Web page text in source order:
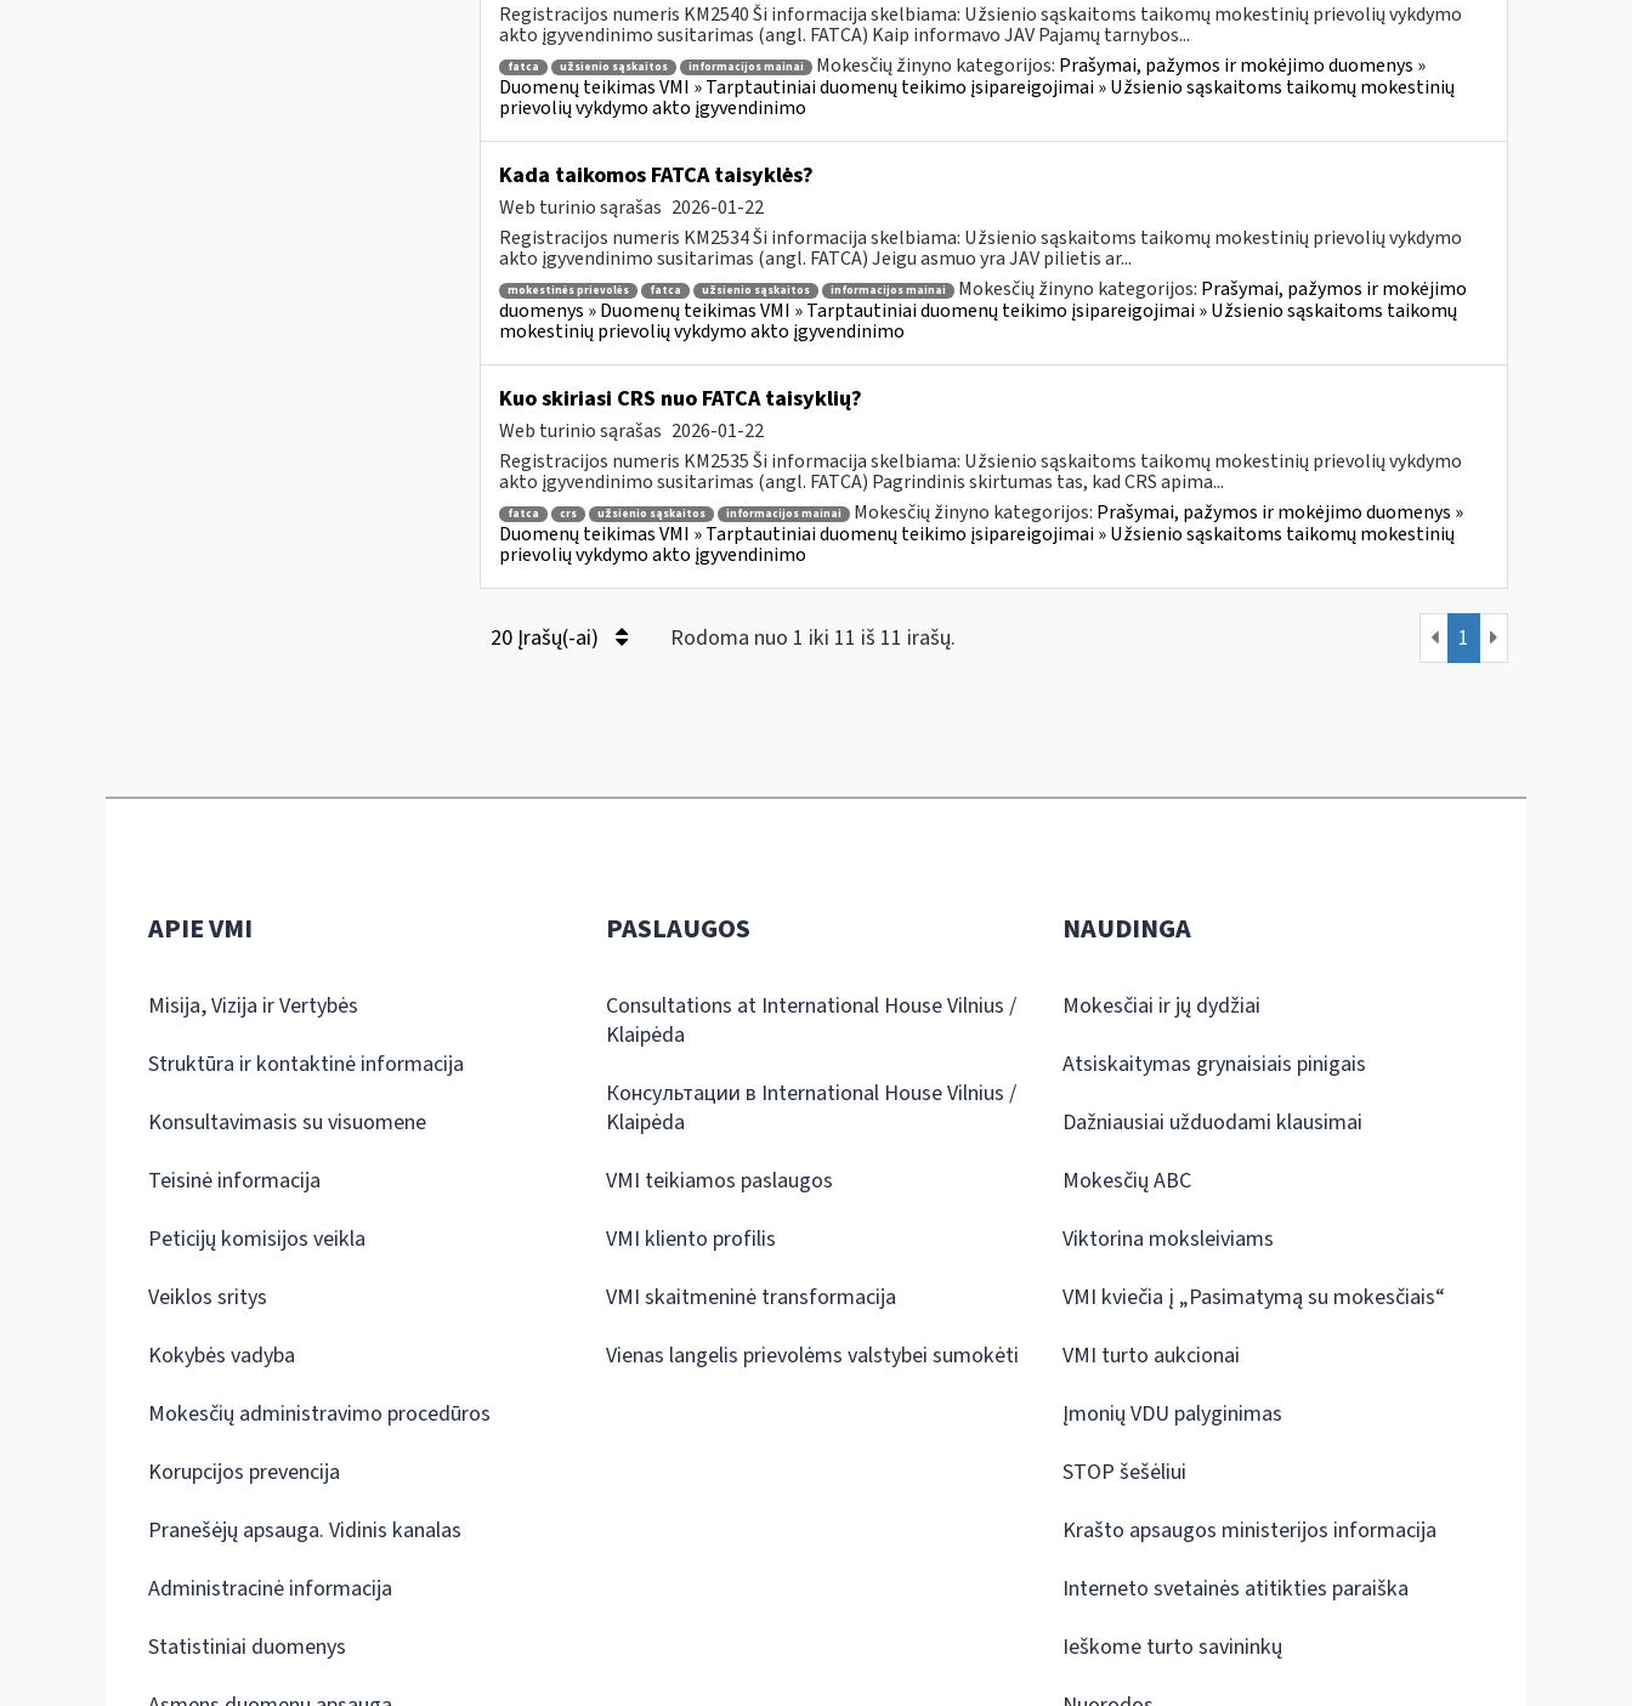
Registracijos numeris KM2540 Ši informacija skelbiama: Užsienio sąskaitoms taikomų mokestinių prievolių vykdymo
akto įgyvendinimo susitarimas (angl. FATCA) Kaip informavo JAV Pajamų tarnybos...
fatca užsienio sąskaitos informacijos mainai Mokesčių žinyno kategorijos: Prašymai, pažymos ir mokėjimo duomenys »
Duomenų teikimas VMI » Tarptautiniai duomenų teikimo įsipareigojimai » Užsienio sąskaitoms taikomų mokestinių
prievolių vykdymo akto įgyvendinimo
Kada taikomos FATCA taisyklės?
Web turinio sąrašas 2026-01-22
Registracijos numeris KM2534 Ši informacija skelbiama: Užsienio sąskaitoms taikomų mokestinių prievolių vykdymo
akto įgyvendinimo susitarimas (angl. FATCA) Jeigu asmuo yra JAV pilietis ar...
mokestinės prievolės fatca užsienio sąskaitos informacijos mainai Mokesčių žinyno kategorijos: Prašymai, pažymos ir mokėjimo
duomenys » Duomenų teikimas VMI » Tarptautiniai duomenų teikimo įsipareigojimai » Užsienio sąskaitoms taikomų
mokestinių prievolių vykdymo akto įgyvendinimo
Kuo skiriasi CRS nuo FATCA taisyklių?
Web turinio sąrašas 2026-01-22
Registracijos numeris KM2535 Ši informacija skelbiama: Užsienio sąskaitoms taikomų mokestinių prievolių vykdymo
akto įgyvendinimo susitarimas (angl. FATCA) Pagrindinis skirtumas tas, kad CRS apima...
fatca crs užsienio sąskaitos informacijos mainai Mokesčių žinyno kategorijos: Prašymai, pažymos ir mokėjimo duomenys »
Duomenų teikimas VMI » Tarptautiniai duomenų teikimo įsipareigojimai » Užsienio sąskaitoms taikomų mokestinių
prievolių vykdymo akto įgyvendinimo
20 Įrašų(-ai) Rodoma nuo 1 iki 11 iš 11 irašų. 1
APIE VMI
Misija, Vizija ir Vertybės
Struktūra ir kontaktinė informacija
Konsultavimasis su visuomene
Teisinė informacija
Peticijų komisijos veikla
Veiklos sritys
Kokybės vadyba
Mokesčių administravimo procedūros
Korupcijos prevencija
Pranešėjų apsauga. Vidinis kanalas
Administracinė informacija
Statistiniai duomenys
PASLAUGOS
Consultations at International House Vilnius /
Klaipėda
Консультации в International House Vilnius /
Klaipėda
VMI teikiamos paslaugos
VMI kliento profilis
VMI skaitmeninė transformacija
Vienas langelis prievolėms valstybei sumokėti
NAUDINGA
Mokesčiai ir jų dydžiai
Atsiskaitymas grynaisiais pinigais
Dažniausiai užduodami klausimai
Mokesčių ABC
Viktorina moksleiviams
VMI kviečia į „Pasimatymą su mokesčiais“
VMI turto aukcionai
Įmonių VDU palyginimas
STOP šešėliui
Krašto apsaugos ministerijos informacija
Interneto svetainės atitikties paraiška
Ieškome turto savininkų